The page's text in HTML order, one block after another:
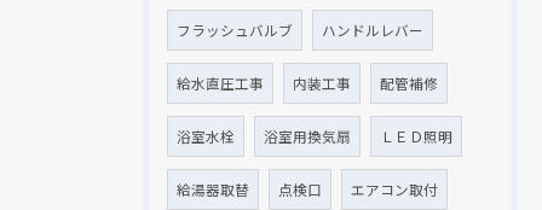
フラッシュバルブ ハンドルレバー
給水直圧工事 内装工事 配管補修
浴室水栓 浴室用換気扇 ＬＥＤ照明
給湯器取替 点検口 エアコン取付